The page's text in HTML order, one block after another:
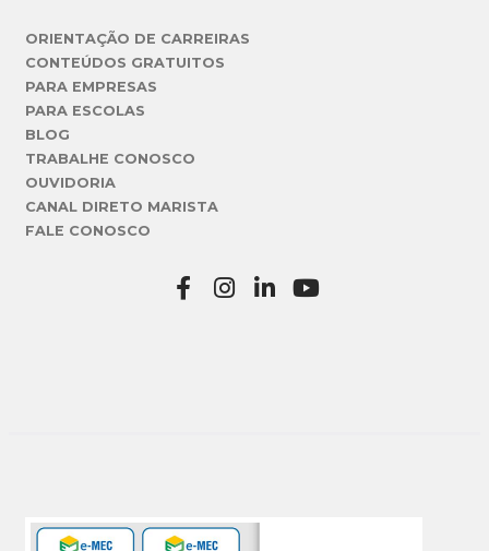
ORIENTAÇÃO DE CARREIRAS
CONTEÚDOS GRATUITOS
PARA EMPRESAS
PARA ESCOLAS
BLOG
TRABALHE CONOSCO
OUVIDORIA
CANAL DIRETO MARISTA
FALE CONOSCO